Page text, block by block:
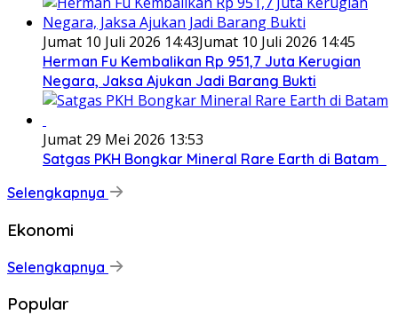
Jumat 10 Juli 2026 14:43Jumat 10 Juli 2026 14:45
Herman Fu Kembalikan Rp 951,7 Juta Kerugian
Negara, Jaksa Ajukan Jadi Barang Bukti
Jumat 29 Mei 2026 13:53
Satgas PKH Bongkar Mineral Rare Earth di Batam
Selengkapnya
Ekonomi
Selengkapnya
Popular